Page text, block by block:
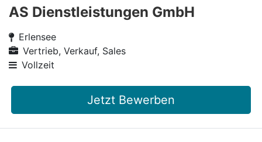
AS Dienstleistungen GmbH
Erlensee
Vertrieb, Verkauf, Sales
Vollzeit
Jetzt Bewerben